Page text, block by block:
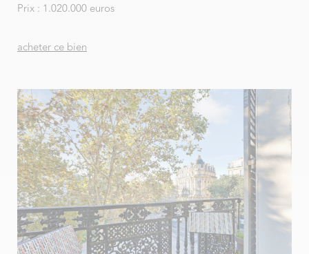
Prix : 1.020.000 euros
acheter ce bien